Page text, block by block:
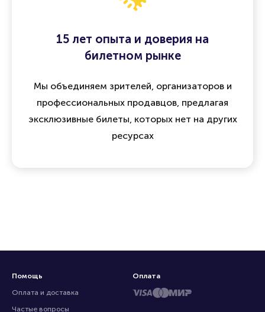
15 лет опыта и доверия на
билетном рынке
Мы объединяем зрителей, организаторов и
профессиональных продавцов, предлагая
эксклюзивные билеты, которых нет на других
ресурсах
Помощь
Оплата и доставка
Частые вопросы
Оплата